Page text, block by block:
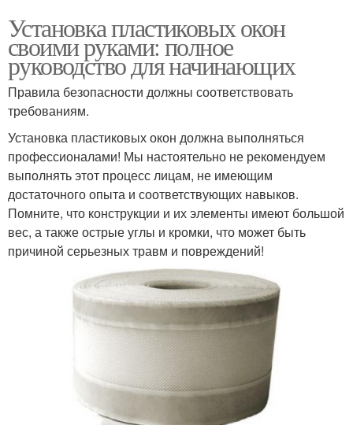
Установка пластиковых окон
своими руками: полное
руководство для начинающих
Правила безопасности должны соответствовать
требованиям.
Установка пластиковых окон должна выполняться
профессионалами! Мы настоятельно не рекомендуем
выполнять этот процесс лицам, не имеющим
достаточного опыта и соответствующих навыков.
Помните, что конструкции и их элементы имеют большой
вес, а также острые углы и кромки, что может быть
причиной серьезных травм и повреждений!